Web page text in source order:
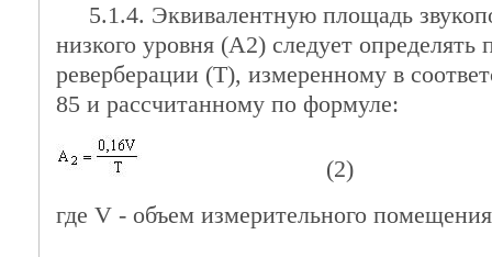
5.1.4. Эквивалентную площадь
низкого уровня (A2) следует
реверберации (T), измеренному в
85 и рассчитанному по формуле:
(2)
где V - объем измерительного